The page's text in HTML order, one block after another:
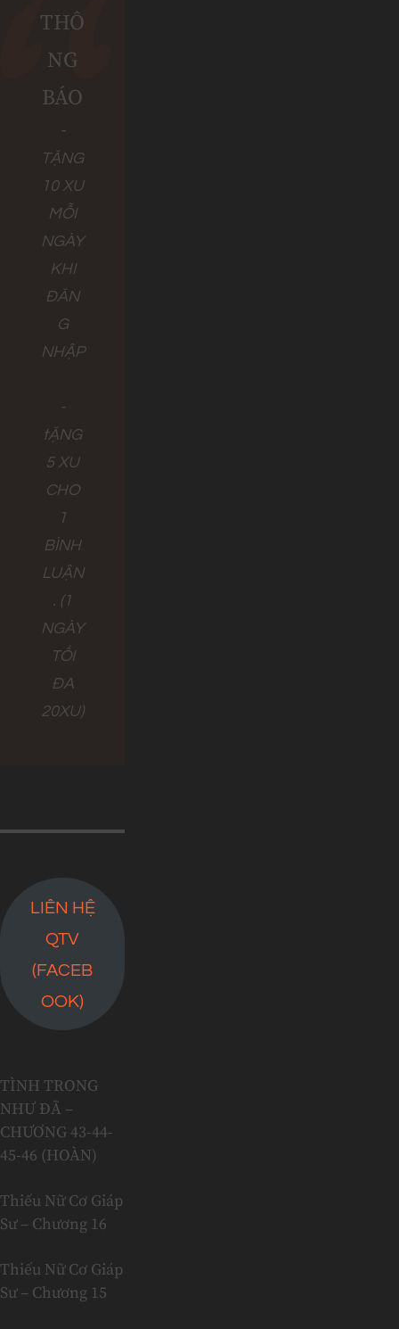
THÔ
NG
BÁO
-
TẶNG
10 XU
MỖI
NGÀY
KHI
ĐĂN
G
NHẬP
-
tẶNG
5 XU
CHO
1
BÌNH
LUẬN
. (1
NGÀY
TỐI
ĐA
20XU)
LIÊN HỆ
QTV
(FACEB
OOK)
TÌNH TRONG
NHƯ ĐÃ –
CHƯƠNG 43-44-
45-46 (HOÀN)
Thiếu Nữ Cơ Giáp
Sư – Chương 16
Thiếu Nữ Cơ Giáp
Sư – Chương 15